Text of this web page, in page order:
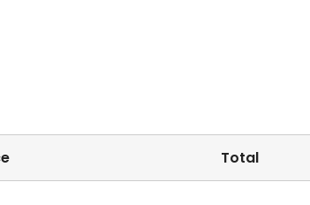
Total